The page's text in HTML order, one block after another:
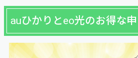
auひかりとeo光のお得な